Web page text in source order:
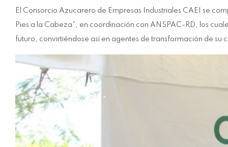
El Consorcio Azucarero de Empresas Industriales CAEI se
Pies a la Cabeza”, en coordinación con ANSPAC-RD, los
futuro, convirtiéndose así en agentes de transformación de su